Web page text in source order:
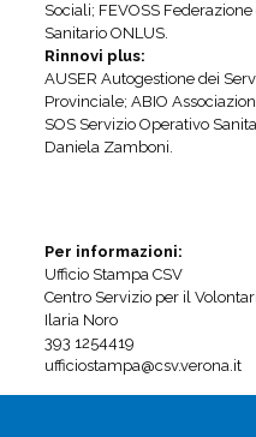
Sociali; FEVOSS
Sanitario ONLUS.
Rinnovi plus:
AUSER Autogestione dei
Provinciale; ABIO
SOS Servizio Operativo
Daniela Zamboni.
Per informazioni:
Ufficio Stampa CSV
Centro Servizio per il
Ilaria Noro
393 1254419
ufficiostampa@csv.verona.it